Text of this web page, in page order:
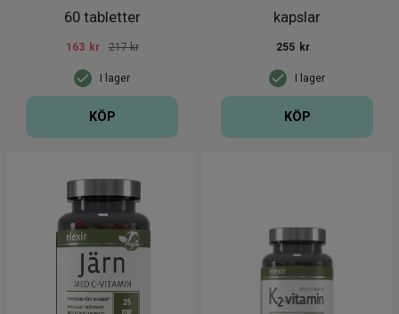
60 tabletter
I lager
163 kr 217 kr
KÖP
kapslar
I lager
255 kr
KÖP